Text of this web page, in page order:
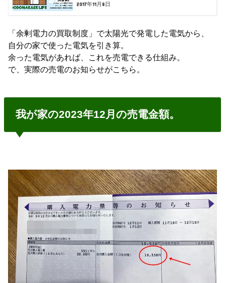
2017年11月8日
「余剰電力の買取制度」で太陽光で発電した電気から、
自分の家で使った電気を引き算。
余った電気があれば、これを売電できる仕組み。
で、実際の売電のお知らせがこちら。
我が家の2023年12月の売電金額。